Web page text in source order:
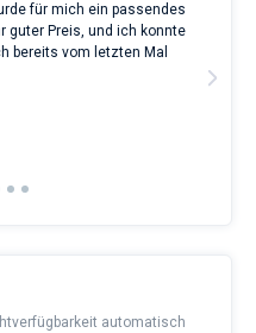
für mich ein passendes
guter Preis, und ich konnte
bereits vom letzten Mal
automatisch